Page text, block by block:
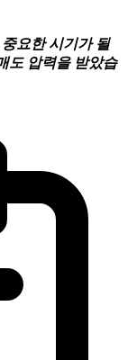
요한 시기가 될
도 압력을 받았습